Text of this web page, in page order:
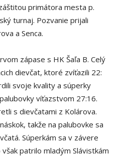
primátora mesta p.
turnaj. Pozvanie prijali
a Senca.
zápase s HK Šaľa B. Celý
dievčat, ktoré zvíťazili 22:
svoje kvality a súperky
víťazstvom 27:16.
s dievčatami z Kolárova.
takže na palubovke sa
Súperkám sa v závere
patrilo mladým Slávistkám